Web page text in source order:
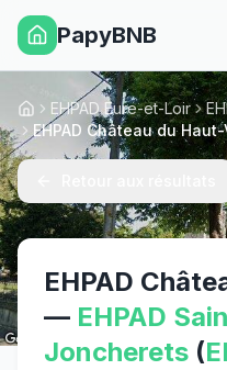
PapyBNB
AccueilEHPAD Eure-et-Loir
EHPAD Château du
EHPAD
— EHPAD
Joncherets (